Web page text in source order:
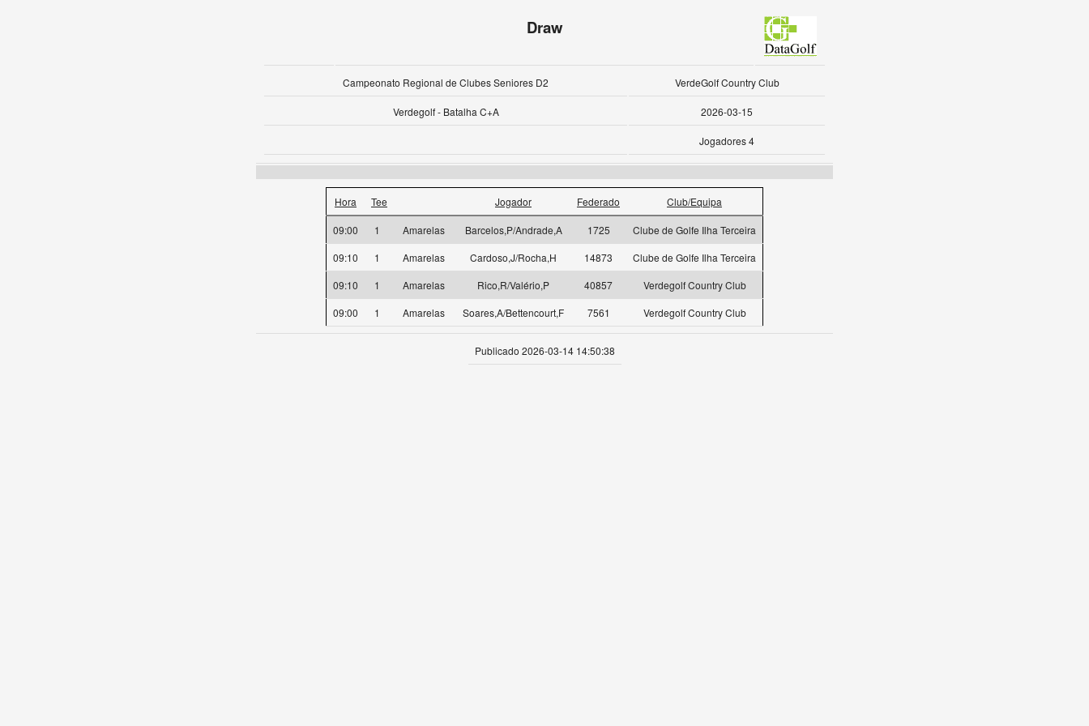
Draw
Campeonato Regional de Clubes Seniores D2 VerdeGolf Country Club
Verdegolf - Batalha C+A 2026-03-15
Jogadores 4
Hora Tee Jogador Federado Club/Equipa
09:00 1 Amarelas Barcelos,P/Andrade,A 1725
Clube de Golfe Ilha Terceira
09:10
1 Amarelas Cardoso,J/Rocha,H 14873
Clube de Golfe Ilha Terceira
09:10
1 Amarelas Rico,R/Valério,P 40857
Verdegolf Country Club
09:00
1 Amarelas Soares,A/Bettencourt,F 7561 Verdegolf Country Club
Publicado 2026-03-14 14:50:38